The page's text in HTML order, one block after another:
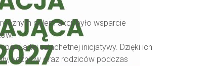
celem akcji było wsparcie
tej szlachetnej inicjatywy. Dzięki ich
uczniów oraz rodziców podczas